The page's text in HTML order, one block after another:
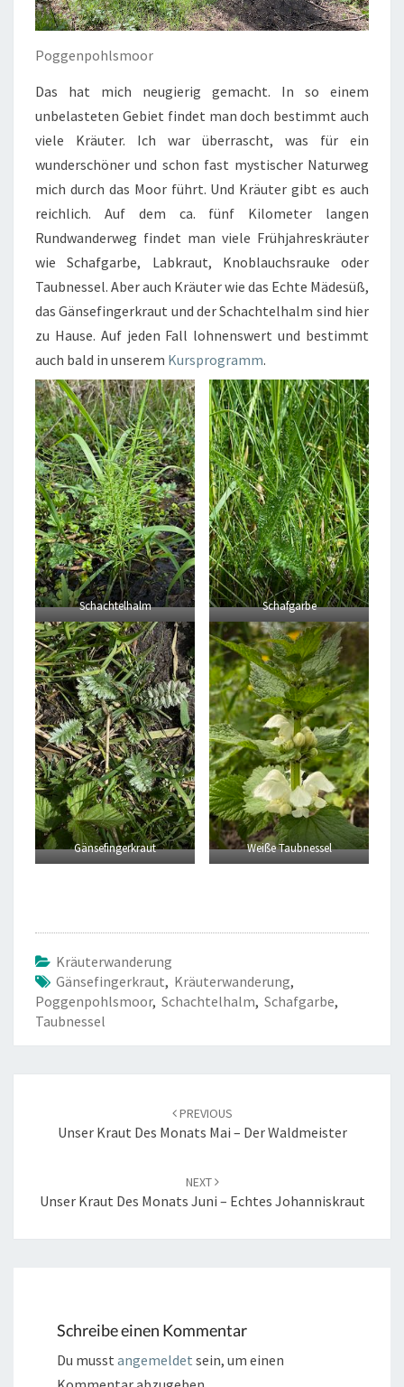
Poggenpohlsmoor
Das hat mich neugierig gemacht. In so einem
unbelasteten Gebiet findet man doch bestimmt auch
viele Kräuter. Ich war überrascht, was für ein
wunderschöner und schon fast mystischer Naturweg
mich durch das Moor führt. Und Kräuter gibt es auch
reichlich. Auf dem ca. fünf Kilometer langen
Rundwanderweg findet man viele Frühjahreskräuter
wie Schafgarbe, Labkraut, Knoblauchsrauke oder
Taubnessel. Aber auch Kräuter wie das Echte Mädesüß,
das Gänsefingerkraut und der Schachtelhalm sind hier
zu Hause. Auf jeden Fall lohnenswert und bestimmt
auch bald in unserem Kursprogramm.
Schachtelhalm Schafgarbe
Gänsefingerkraut Weiße Taubnessel
Kräuterwanderung
Gänsefingerkraut, Kräuterwanderung,
Poggenpohlsmoor, Schachtelhalm, Schafgarbe,
Taubnessel
PREVIOUS
Unser Kraut Des Monats Mai – Der Waldmeister
NEXT
Unser Kraut Des Monats Juni – Echtes Johanniskraut
Schreibe einen Kommentar
Du musst angemeldet sein, um einen